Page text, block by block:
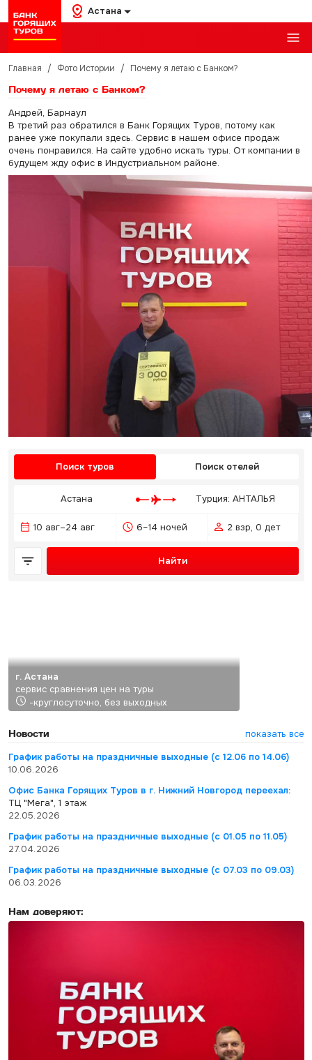
Астана
Главная / Фото Истории / Почему я летаю с Банком?
Почему я летаю с Банком?
Андрей, Барнаул
В третий раз обратился в Банк Горящих Туров, потому как
ранее уже покупали здесь. Сервис в нашем офисе продаж
очень понравился. На сайте удобно искать туры. От компании в
будущем жду офис в Индустриальном районе.
Поиск туров Поиск отелей
Астана Турция: АНТАЛЬЯ
10 авг–24 авг 6–14 ночей 2 взр, 0 дет
Найти
г. Астана
сервис сравнения цен на туры
-круглосуточно, без выходных
Новости
показать все
График работы на праздничные выходные (с 12.06 по 14.06)
10.06.2026
Офис Банка Горящих Туров в г. Нижний Новгород переехал:
ТЦ "Мега", 1 этаж
22.05.2026
График работы на праздничные выходные (с 01.05 по 11.05)
27.04.2026
График работы на праздничные выходные (с 07.03 по 09.03)
06.03.2026
Нам доверяют: